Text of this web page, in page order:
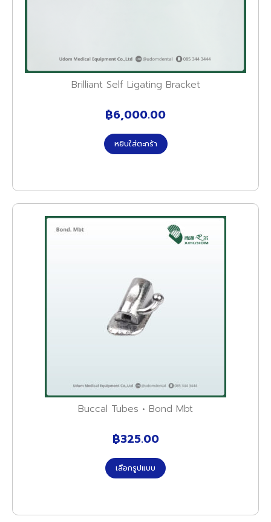
Brilliant Self Ligating Bracket
฿6,000.00
หยิบใส่ตะกร้า
Buccal Tubes • Bond Mbt
฿325.00
เลือกรูปแบบ